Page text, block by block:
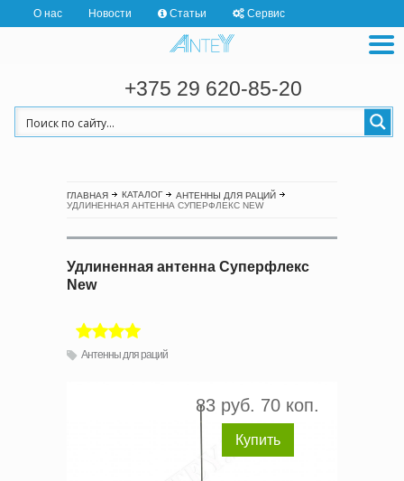
О нас Новости Статьи Сервис
+375 29 620-85-20
ГЛАВНАЯ КАТАЛОГ
АНТЕННЫ ДЛЯ РАЦИЙ
УДЛИНЕННАЯ АНТЕННА СУПЕРФЛЕКС NEW
Удлиненная антенна Суперфлекс
New
Антенны для раций
83 руб. 70 коп.
Купить